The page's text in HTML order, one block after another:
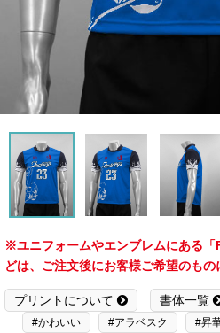
※ユニフォームやエンブレムにある「
どは、ご注文後にお客様ご希望のもの
プリントについて 書体一覧
#かわいい #アラベスク #昇